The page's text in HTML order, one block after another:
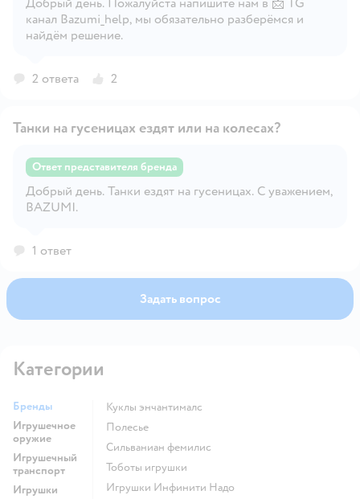
Добрый день. Пожалуйста напишите нам в 📩 TG
канал Bazumi_help, мы обязательно разберёмся и
найдём решение.
2 ответа 2
Открыть вопрос
Танки на гусеницах ездят или на колесах?
Ответ представителя бренда
Добрый день. Танки ездят на гусеницах. С уважением,
BAZUMI.
1 ответ
Задать вопрос
Категории
Бренды
Игрушечное
оружие
Игрушечный
транспорт
Игрушки
Куклы энчантималс
Полесье
Сильваниан фемилис
Тоботы игрушки
Игрушки Инфинити Надо